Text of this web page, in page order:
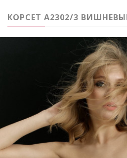
КОРСЕТ А2302/3